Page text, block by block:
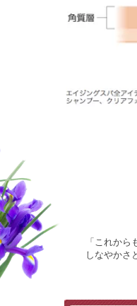
「これか
しなやかさ